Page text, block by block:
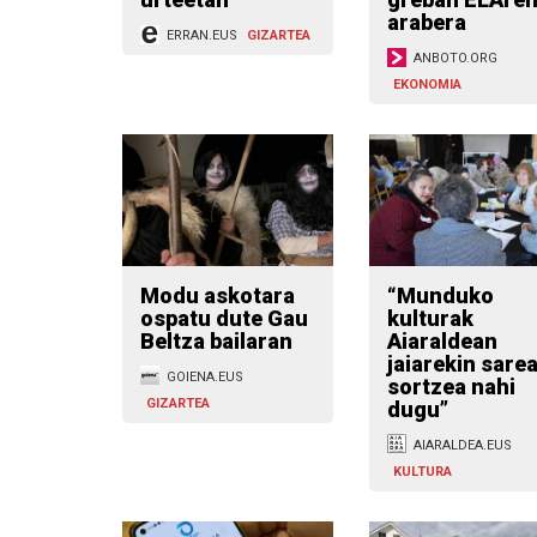
ERRAN.EUS GIZARTEA
arabera
ANBOTO.ORG
EKONOMIA
Modu askotara
ospatu dute Gau
Beltza bailaran
GOIENA.EUS
GIZARTEA
“Munduko
kulturak
Aiaraldean
jaiarekin
sortzea nahi
dugu”
AIARALDEA.EUS
KULTURA